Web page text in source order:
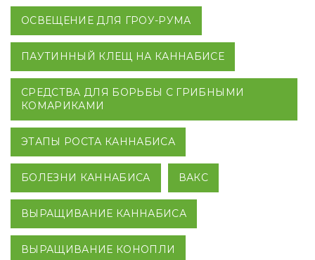
ОСВЕЩЕНИЕ ДЛЯ ГРОУ-РУМА
ПАУТИННЫЙ КЛЕЩ НА КАННАБИСЕ
СРЕДСТВА ДЛЯ БОРЬБЫ С ГРИБНЫМИ
КОМАРИКАМИ
ЭТАПЫ РОСТА КАННАБИСА
БОЛЕЗНИ КАННАБИСА ВАКС
ВЫРАЩИВАНИЕ КАННАБИСА
ВЫРАЩИВАНИЕ КОНОПЛИ